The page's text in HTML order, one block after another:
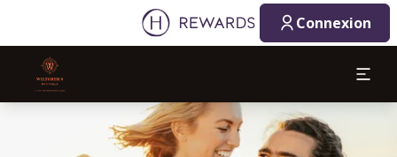
Connexion